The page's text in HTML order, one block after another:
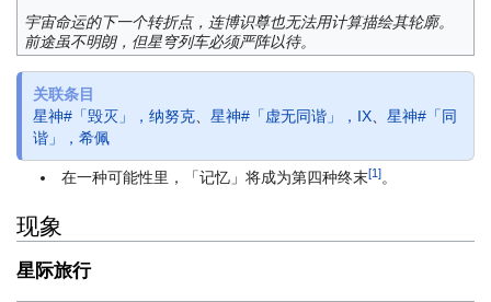
宇宙命运的下一个转折点，连博识尊也无法用计算描绘其轮廓。
前途虽不明朗，但星穹列车必须严阵以待。
关联条目
星神#「毁灭」，纳努克、 星神#「虚无同谐」，IX、 星神#「同
谐」，希佩
在一种可能性里，「记忆」将成为第四种终末[1]。
现象
星际旅行